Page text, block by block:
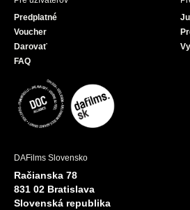
Predplatné
Voucher
Darovať
FAQ
DAFilms Slovensko
Račianska 78
831 02 Bratislava
Slovenská republika